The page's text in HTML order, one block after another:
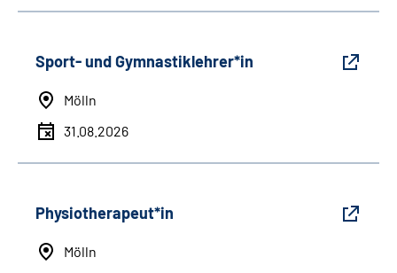
Sport- und Gymnastiklehrer*in
Mölln
31.08.2026
Physiotherapeut*in
Mölln